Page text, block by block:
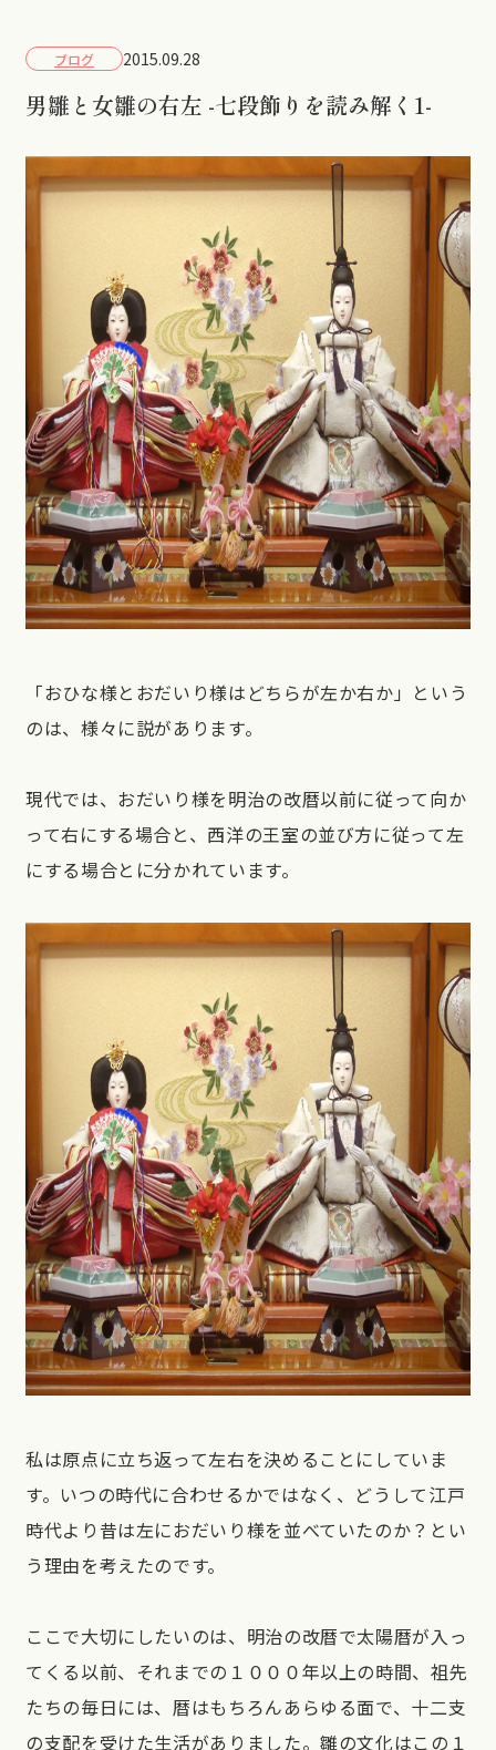
ブログ 2015.09.28
男雛と女雛の右左 -七段飾りを読み解く1-
「おひな様とおだいり様はどちらが左か右か」という
のは、様々に説があります。
現代では、おだいり様を明治の改暦以前に従って向か
って右にする場合と、西洋の王室の並び方に従って左
にする場合とに分かれています。
私は原点に立ち返って左右を決めることにしていま
す。いつの時代に合わせるかではなく、どうして江戸
時代より昔は左におだいり様を並べていたのか？とい
う理由を考えたのです。
ここで大切にしたいのは、明治の改暦で太陽暦が入っ
てくる以前、それまでの１０００年以上の時間、祖先
たちの毎日には、暦はもちろんあらゆる面で、十二支
の支配を受けた生活がありました。雛の文化はこの１